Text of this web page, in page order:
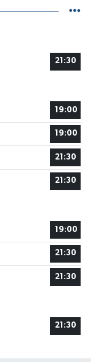
21:30
19:00
19:00
21:30
21:30
19:00
21:30
21:30
21:30